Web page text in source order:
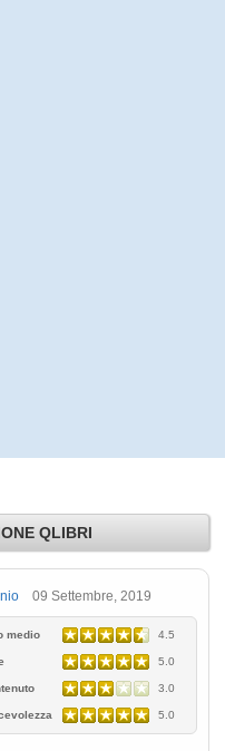
QLIBRI
09 Settembre, 2019
medio 4.5
5.0
3.0
5.0